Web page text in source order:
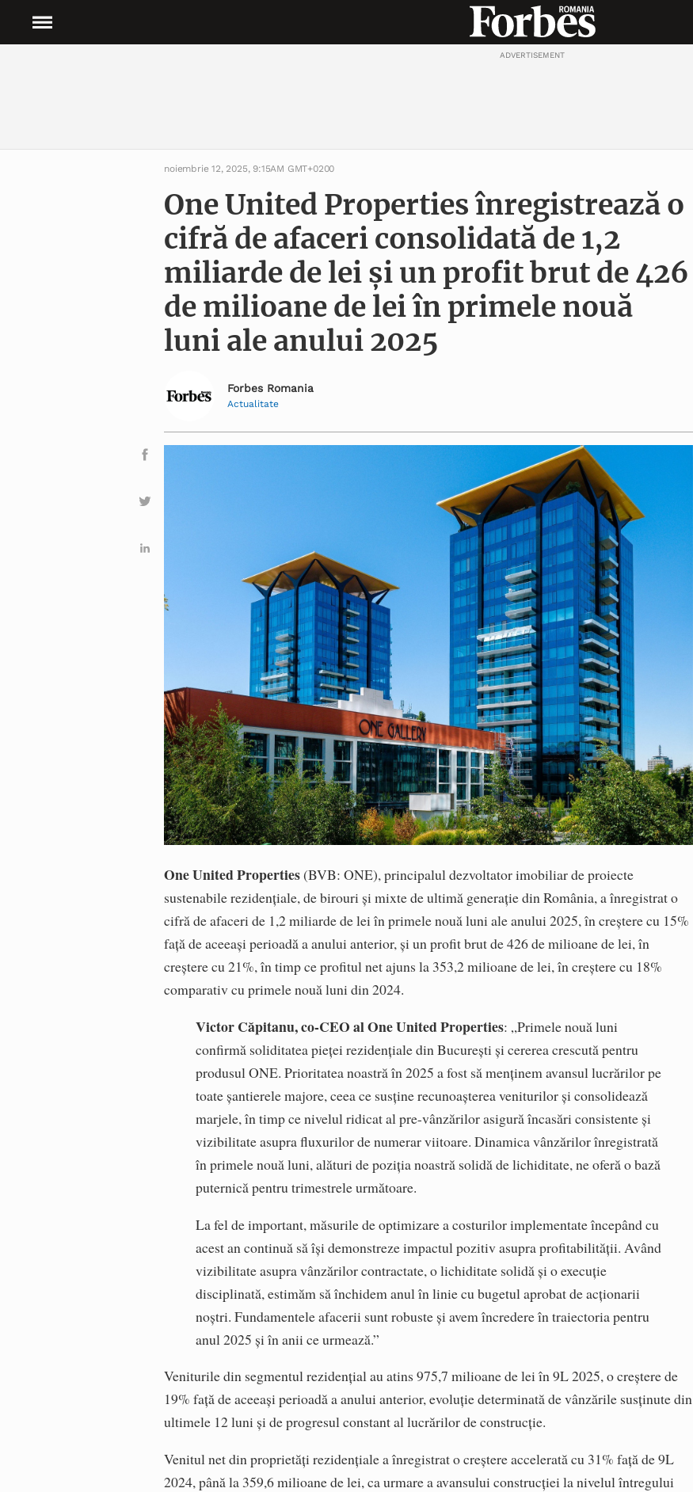
ADVERTISEMENT
noiembrie 12, 2025, 9:15AM GMT+0200
One United Properties înregistrează o
cifră de afaceri consolidată de 1,2
miliarde de lei și un profit brut de 426
de milioane de lei în primele nouă
luni ale anului 2025
Forbes Romania
Actualitate
One United Properties(BVB: ONE), principalul dezvoltator imobiliar de proiecte
sustenabile rezidențiale, de birouri și mixte de ultimă generație din România, a înregistrat o
cifră de afaceri de 1,2 miliarde de lei în primele nouă luni ale anului 2025, în creștere cu 15%
față de aceeași perioadă a anului anterior, și un profit brut de 426 de milioane de lei, în
creștere cu 21%, în timp ce profitul net ajuns la 353,2 milioane de lei, în creștere cu 18%
comparativ cu primele nouă luni din 2024.
Victor Căpitanu, co-CEO al One United Properties: „Primele nouă luni
confirmă soliditatea pieței rezidențiale din București și cererea crescută pentru
produsul ONE. Prioritatea noastră în 2025 a fost să menținem avansul lucrărilor pe
toate șantierele majore, ceea ce susține recunoașterea veniturilor și consolidează
marjele, în timp ce nivelul ridicat al pre-vânzărilor asigură încasări consistente și
vizibilitate asupra fluxurilor de numerar viitoare. Dinamica vânzărilor înregistrată
în primele nouă luni, alături de poziția noastră solidă de lichiditate, ne oferă o bază
puternică pentru trimestrele următoare.
La fel de important, măsurile de optimizare a costurilor implementate începând cu
acest an continuă să își demonstreze impactul pozitiv asupra profitabilității. Având
vizibilitate asupra vânzărilor contractate, o lichiditate solidă și o execuție
disciplinată, estimăm să închidem anul în linie cu bugetul aprobat de acționarii
noștri. Fundamentele afacerii sunt robuste și avem încredere în traiectoria pentru
anul 2025 și în anii ce urmează.”
Veniturile din segmentul rezidențial au atins 975,7 milioane de lei în 9L 2025, o creștere de
19% față de aceeași perioadă a anului anterior, evoluție determinată de vânzările susținute din
ultimele 12 luni și de progresul constant al lucrărilor de construcție.
Venitul net din proprietăți rezidențiale a înregistrat o creștere accelerată cu 31% față de 9L
2024, până la 359,6 milioane de lei, ca urmare a avansului construcției la nivelul întregului